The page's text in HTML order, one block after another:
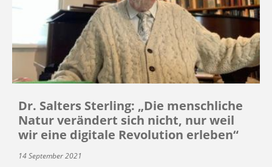
Dr. Salters Sterling: „Die menschliche
Natur verändert sich nicht, nur weil
wir eine digitale Revolution erleben“
14 September 2021